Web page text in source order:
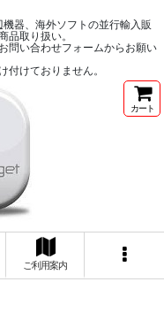
器、海外ソフトの並行輸入販
品取り扱い。
問い合わせフォームからお願い
付けておりません。
カート
ご利用案内